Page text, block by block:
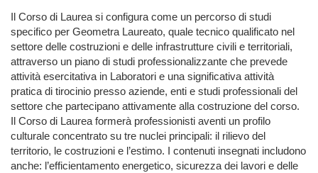
Il Corso di Laurea si configura come un percorso di studi
specifico per Geometra Laureato, quale tecnico qualificato nel
settore delle costruzioni e delle infrastrutture civili e territoriali,
attraverso un piano di studi professionalizzante che prevede
attività esercitativa in Laboratori e una significativa attività
pratica di tirocinio presso aziende, enti e studi professionali del
settore che partecipano attivamente alla costruzione del corso.
Il Corso di Laurea formerà professionisti aventi un profilo
culturale concentrato su tre nuclei principali: il rilievo del
territorio, le costruzioni e l’estimo. I contenuti insegnati includono
anche: l’efficientamento energetico, sicurezza dei lavori e delle